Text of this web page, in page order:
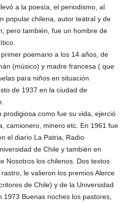
a la poesía, el periodismo, al
popular chilena, autor teatral y de
pero también, fue un hombre de
poemario a los 14 años, de
(músico) y madre francesa ( que
para niños en situación
de 1937 en la ciudad de
prodigiosa como fue su vida, ejerció
camionero, minero etc. En 1961 fue
el diario La Patria, Radio
de Chile y también en
Nosotros los chilenos. Dos textos
le valieron los premios Alerce
de Chile) y de la Universidad
1973 Buenas noches los pastores,